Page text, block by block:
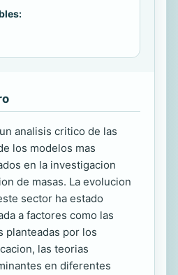
analisis critico de las
los modelos mas
en la investigacion
de masas. La evolucion
sector ha estado
a factores como las
planteadas por los
las teorias
en diferentes